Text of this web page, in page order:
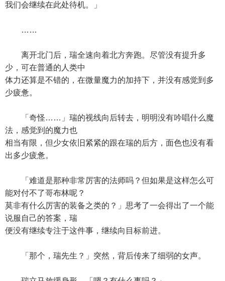
我们会继续在此处待机。」
……
离开北门后，瑞全速向着北方奔跑。尽管没有提升多
少，可在普通的人类中
体力还算是不错的，在微量魔力的加持下，并没有感觉到多
少疲惫。
「奇怪……」瑞的视线向后转去，明明没有吟唱什么魔
法，感觉到的魔力也
相当有限，但少女依旧紧紧的跟在瑞的后方，面色也没有看
出多少疲惫。
「难道是那种非常厉害的法师吗？但如果是这样怎么可
能对付不了哥布林呢？
莫非有什么厉害的装备之类的？」思考了一会得出了一个能
说服自己的答案，瑞
便没有继续专注于这件事，继续向目标前进。
「那个，瑞先生？」突然，背后传来了细弱的女声。